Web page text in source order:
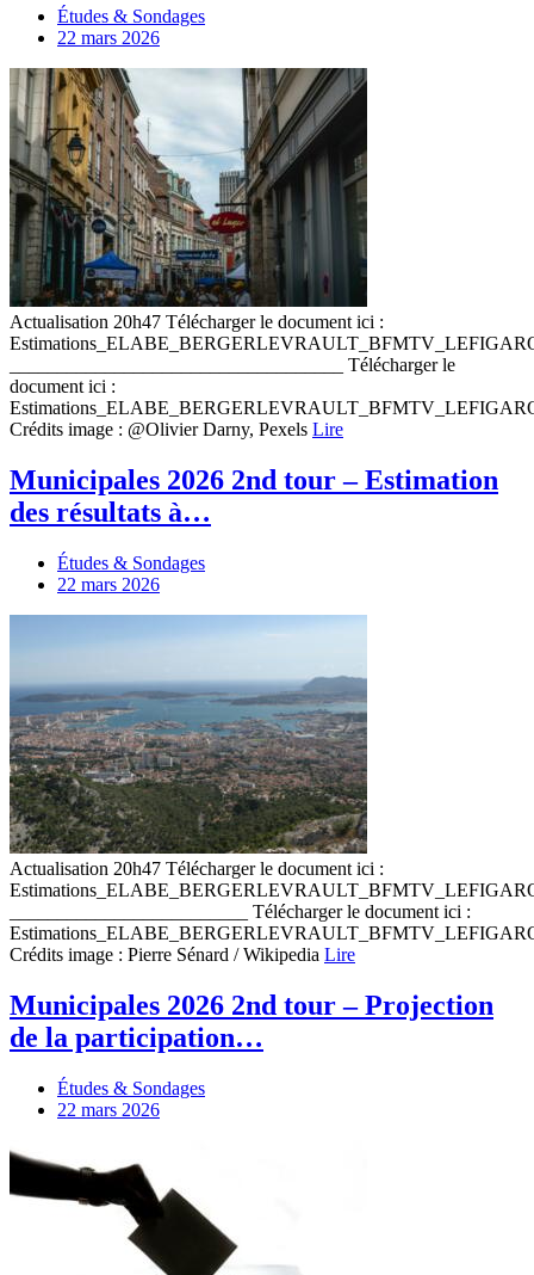
Études & Sondages
22 mars 2026
Actualisation 20h47 Télécharger le document ici :
___________________________________ Télécharger le
document ici :
Crédits image : @Olivier Darny, Pexels Lire
Municipales 2026 2nd tour – Estimation
des résultats à…
Études & Sondages
22 mars 2026
Actualisation 20h47 Télécharger le document ici :
_________________________ Télécharger le document ici :
Crédits image : Pierre Sénard / Wikipedia Lire
Municipales 2026 2nd tour – Projection
de la participation…
Études & Sondages
22 mars 2026